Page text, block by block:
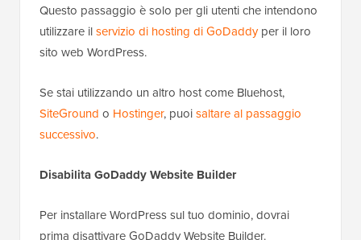
Questo passaggio è solo per gli utenti che intendono
utilizzare ilservizio di hosting di GoDaddyper il loro
sito web WordPress.
Se stai utilizzando un altro host come Bluehost,
SiteGround o Hostinger, puoisaltare al passaggio
successivo.
Disabilita GoDaddy Website Builder
Per installare WordPress sul tuo dominio, dovrai
prima disattivare GoDaddy Website Builder.